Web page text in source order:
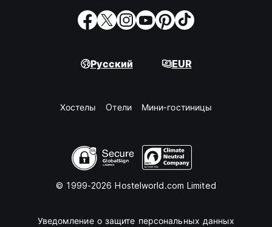
Русский EUR
Хостелы Oтели Мини-гостиницы
© 1999-2026 Hostelworld.com Limited
Уведомление о защите персональных данных